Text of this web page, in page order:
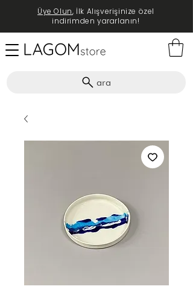
ara
Üye Olun, İlk Alışverişinize özel
indirimden yararlanın!